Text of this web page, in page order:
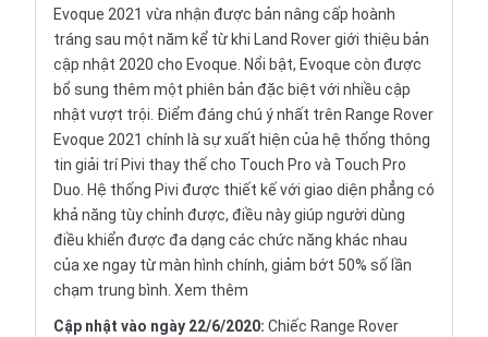
Evoque 2021 vừa nhận được bản nâng cấp hoành
tráng sau một năm kể từ khi Land Rover giới thiệu bản
cập nhật 2020 cho Evoque. Nổi bật, Evoque còn được
bổ sung thêm một phiên bản đặc biệt với nhiều cập
nhật vượt trội. Điểm đáng chú ý nhất trên Range Rover
Evoque 2021 chính là sự xuất hiện của hệ thống thông
tin giải trí Pivi thay thế cho Touch Pro và Touch Pro
Duo. Hệ thống Pivi được thiết kế với giao diện phẳng có
khả năng tùy chỉnh được, điều này giúp người dùng
điều khiển được đa dạng các chức năng khác nhau
của xe ngay từ màn hình chính, giảm bớt 50% số lần
chạm trung bình. Xem thêm
Cập nhật vào ngày 22/6/2020: Chiếc Range Rover